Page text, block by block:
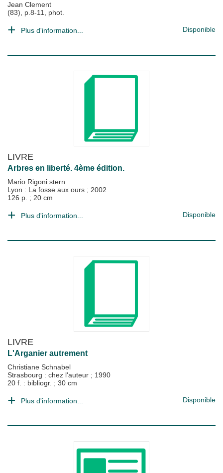
Jean Clement
(83), p.8-11, phot.
Plus d'information... Disponible
LIVRE
Arbres en liberté. 4ème édition.
Mario Rigoni stern
Lyon : La fosse aux ours ; 2002
126 p. ; 20 cm
Plus d'information... Disponible
LIVRE
L'Arganier autrement
Christiane Schnabel
Strasbourg : chez l'auteur ; 1990
20 f. : bibliogr. ; 30 cm
Plus d'information... Disponible